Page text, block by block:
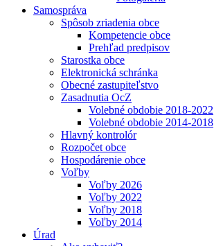
Samospráva
Spôsob zriadenia obce
Kompetencie obce
Prehľad predpisov
Starostka obce
Elektronická schránka
Obecné zastupiteľstvo
Zasadnutia OcZ
Volebné obdobie 2018-2022
Volebné obdobie 2014-2018
Hlavný kontrolór
Rozpočet obce
Hospodárenie obce
Voľby
Voľby 2026
Voľby 2022
Voľby 2018
Voľby 2014
Úrad